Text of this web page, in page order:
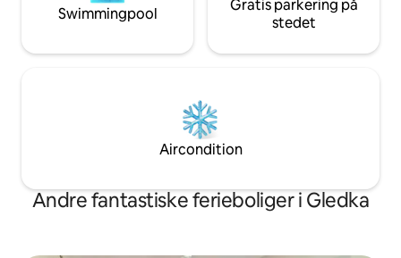
Swimmingpool
Gratis parkering på
stedet
Aircondition
Andre fantastiske ferieboliger i Gledka